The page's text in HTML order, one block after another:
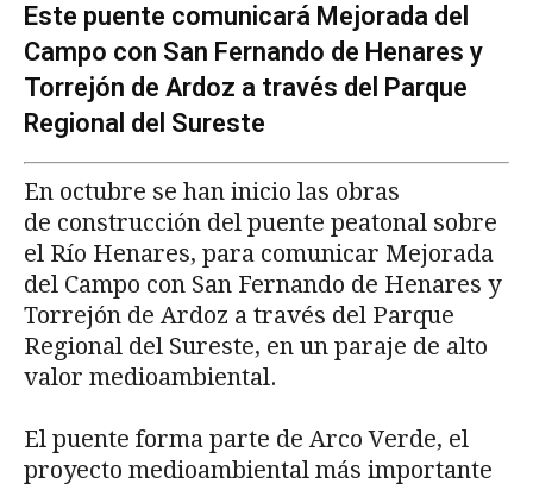
Este puente comunicará Mejorada del
Campo con San Fernando de Henares y
Torrejón de Ardoz a través del Parque
Regional del Sureste
En octubre se han inicio las obras
de construcción del puente peatonal sobre
el Río Henares, para comunicar Mejorada
del Campo con San Fernando de Henares y
Torrejón de Ardoz a través del Parque
Regional del Sureste, en un paraje de alto
valor medioambiental.
El puente forma parte de Arco Verde, el
proyecto medioambiental más importante